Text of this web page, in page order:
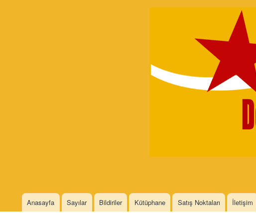
Main menu
Anasayfa Sayılar Bildiriler Kütüphane Satış Noktaları İletişim